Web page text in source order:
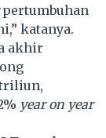
pertumbuhan
katanya.
akhir
triliun,
year on year